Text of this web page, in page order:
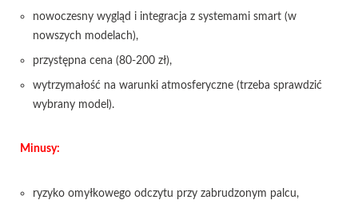
nowoczesny wygląd i integracja z systemami smart (w
nowszych modelach),
przystępna cena (80-200 zł),
wytrzymałość na warunki atmosferyczne (trzeba sprawdzić
wybrany model).
Minusy:
ryzyko omyłkowego odczytu przy zabrudzonym palcu,